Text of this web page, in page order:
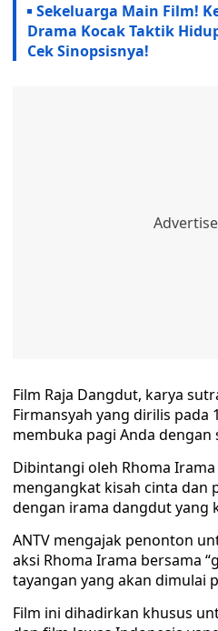
Sekeluarga Main Film!
Drama Kocak Taktik
Cek Sinopsisnya!
Film Raja Dangdut, karya
Firmansyah yang dirilis pada
membuka pagi Anda
Dibintangi oleh Rhoma
mengangkat kisah cinta dan
dengan irama dangdut yang
ANTV mengajak penonton
aksi Rhoma Irama bersama
tayangan yang akan dimulai
Film ini dihadirkan khusus